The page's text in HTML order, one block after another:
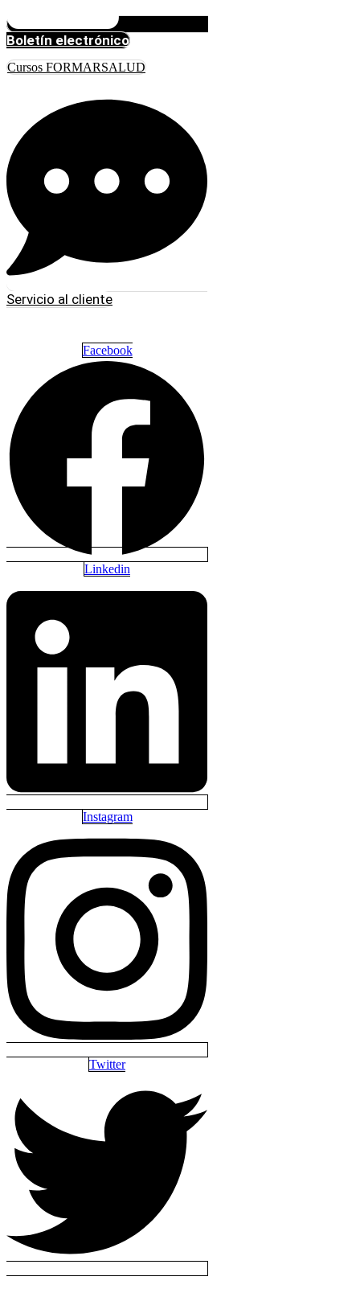
Boletín electrónico
Cursos FORMARSALUD
Servicio al cliente
Facebook
Linkedin
Instagram
Twitter